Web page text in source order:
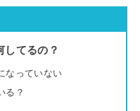
してるの？
なっていない
る？